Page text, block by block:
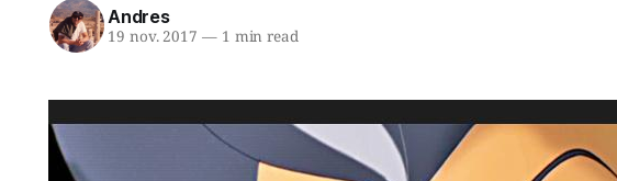
Andres
19 nov. 2017 —1 min read